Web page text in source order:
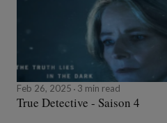
Feb 26, 2025 3 min read
True Detective - Saison 4